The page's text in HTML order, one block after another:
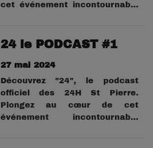
cet événement incontournable
des interviews exclusives.Dans
celles et ceux qui font les 24H,
des organisateurs aux
participants, et...
24 le PODCAST #1
27 mai 2024
Découvrez "24", le podcast
officiel des 24H St Pierre.
Plongez au cœur de cet
événement incontournable